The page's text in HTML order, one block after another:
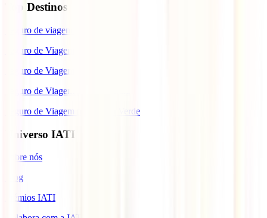
Top Destinos
Seguro de viagem para o Japão
Seguro de Viagem para os EUA
Seguro de Viagem para o Brasil
Seguro de Viagem para Tailândia
Seguro de Viagem para Cabo Verde
Universo IATI
Sobre nós
Blog
Prémios IATI